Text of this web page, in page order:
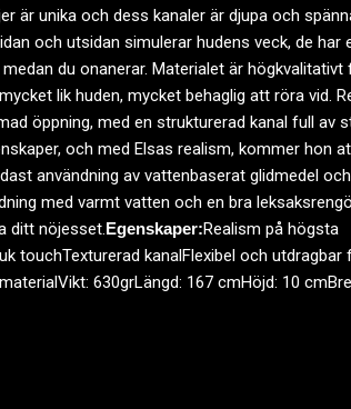
är unika och dess kanaler är djupa och
och utsidan simulerar hudens veck, de
du onanerar. Materialet är högkvalitativt
lik huden, mycket behaglig att röra vid.
öppning, med en strukturerad kanal full av
och med Elsas realism, kommer hon
användning av vattenbaserat glidmedel
med varmt vatten och en bra
ditt nöjesset.Egenskaper:Realism på högsta
touchTexturerad kanalFlexibel och
630grLängd: 167 cmHöjd: 10